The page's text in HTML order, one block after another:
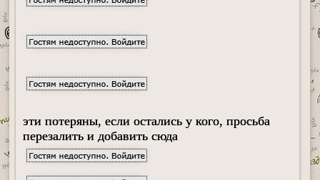
эти потеряны, если остались у кого, просьба
перезалить и добавить сюда